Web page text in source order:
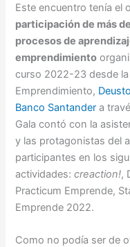
Este encuentro tenía el
participación de más
procesos de
emprendimiento
curso 2022-23 desde
Emprendimiento,
Banco Santander a
Gala contó con la
y las protagonistas del
participantes en los
actividades:creaction!,
Practicum Emprende,
Emprende 2022.
Como no podía ser de